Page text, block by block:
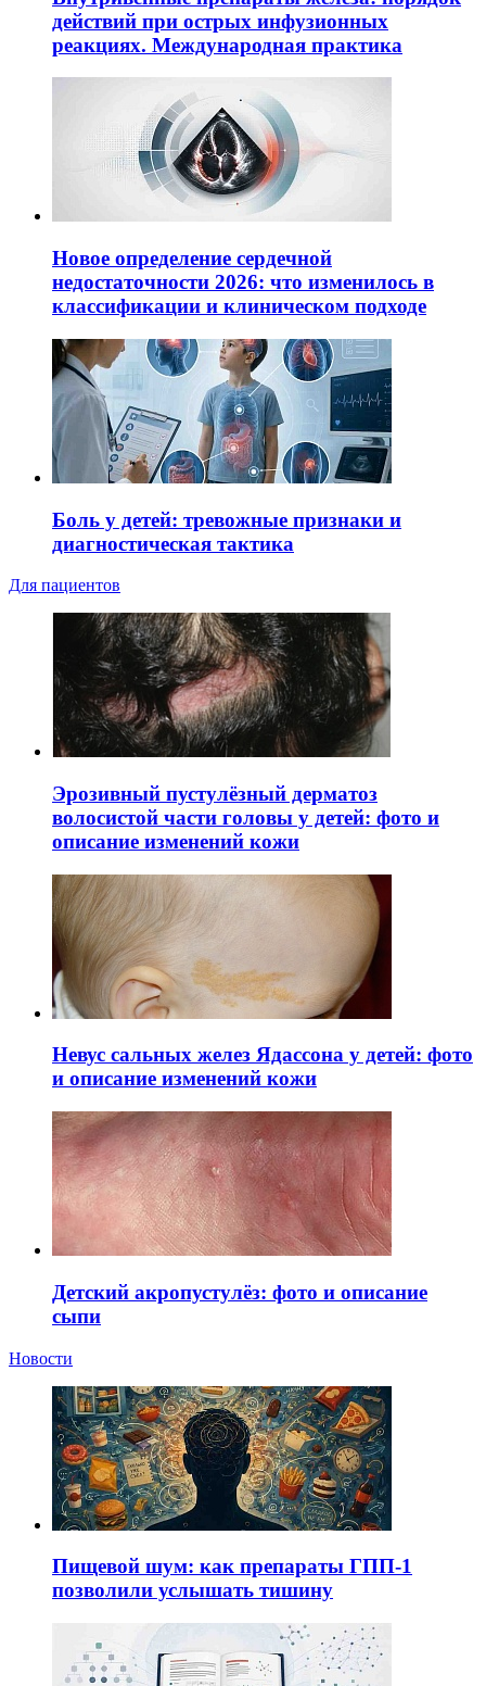
действий при острых инфузионных
реакциях. Международная практика
Новое определение сердечной
недостаточности 2026: что изменилось в
классификации и клиническом подходе
Боль у детей: тревожные признаки и
диагностическая тактика
Для пациентов
Эрозивный пустулёзный дерматоз
волосистой части головы у детей: фото и
описание изменений кожи
Невус сальных желез Ядассона у детей: фото
и описание изменений кожи
Детский акропустулёз: фото и описание
сыпи
Новости
Пищевой шум: как препараты ГПП-1
позволили услышать тишину